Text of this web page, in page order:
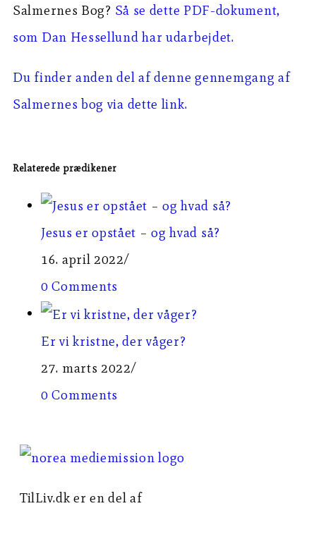
Salmernes Bog? Så se dette PDF-dokument,
som Dan Hessellund har udarbejdet.
Du finder anden del af denne gennemgang af
Salmernes bog via dette link.
Relaterede prædikener
Jesus er opstået – og hvad så?
16. april 2022/
0 Comments
Er vi kristne, der våger?
27. marts 2022/
0 Comments
TilLiv.dk er en del af